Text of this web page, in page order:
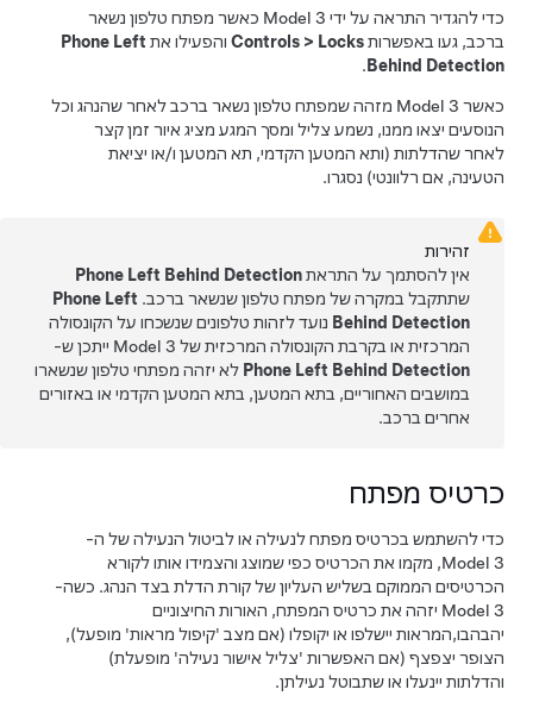
כדי להגדיר התראה על ידיModel 3כאשר מפתח טלפון נשאר
ברכב, געו באפשרות
Controls>Locks והפעילו את Phone Left
Behind Detection
.
כאשרModel 3מזהה שמפתח טלפון נשאר ברכב לאחר שהנהג וכל
הנוסעים יצאו ממנו, נשמע צליל ומסך המגע מציג איור זמן קצר
לאחר שהדלתות (ותא המטען הקדמי, תא המטען ו/או יציאת
הטעינה, אם רלוונטי) נסגרו.
זהירות
אין להסתמך על התראתPhone Left Behind Detection
שתתקבל במקרה של מפתח טלפון שנשאר ברכב.Phone Left
Behind Detectionנועד לזהות טלפונים שנשכחו על הקונסולה
המרכזית או בקרבת הקונסולה המרכזית שלModel 3ייתכן ש-
Phone Left Behind Detectionלא יזהה מפתחי טלפון שנשארו
במושבים האחוריים, בתא המטען, בתא המטען הקדמי או באזורים
אחרים ברכב.
כרטיס מפתח
כדי להשתמש בכרטיס מפתח לנעילה או לביטול הנעילה של ה-
Model 3, מקמו את הכרטיס כפי שמוצג והצמידו אותו לקורא
הכרטיסים הממוקם בשליש העליון של קורת הדלת בצד הנהג. כשה-
Model 3יזהה את כרטיס המפתח, האורות החיצוניים
יהבהבו,המראות יישלפו או יקופלו (אם מצב 'קיפול מראות' מופעל),
הצופר יצפצף (אם האפשרות 'צליל אישור נעילה' מופעלת)
והדלתות יינעלו או שתבוטל נעילתן.